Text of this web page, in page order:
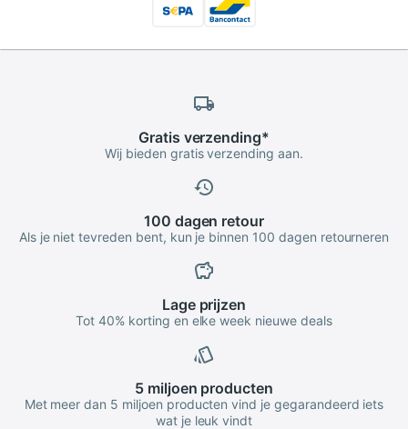
Gratis verzending*
Wij bieden gratis verzending aan.
100 dagen retour
Als je niet tevreden bent, kun je binnen 100 dagen retourneren
Lageprijzen
Tot 40% korting en elke week nieuwe deals
5 miljoen producten
Met meer dan 5 miljoen producten vind je gegarandeerd iets
wat je leuk vindt